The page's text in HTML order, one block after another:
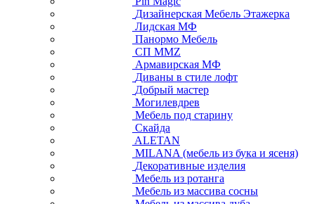
Дизайнерская Мебель Этажерка
Лидская МФ
Панормо Мебель
СП ММZ
Армавирская МФ
Диваны в стиле лофт
Добрый мастер
Могилевдрев
Мебель под старину
Скайда
ALETAN
MILANA (мебель из бука и ясеня)
Декоративные изделия
Мебель из ротанга
Мебель из массива сосны